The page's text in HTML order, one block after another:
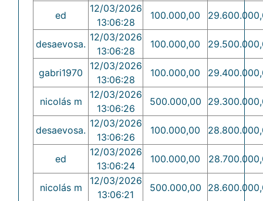
ed
12/03/2026
13:06:28
100.000,00
desaevosa.
12/03/2026
13:06:28
100.000,00
gabri1970
12/03/2026
13:06:28
100.000,00
nicolás m
12/03/2026
13:06:26
500.000,00
desaevosa.
12/03/2026
13:06:26
100.000,00
ed
12/03/2026
13:06:24
100.000,00
nicolás m
12/03/2026
13:06:21
500.000,00